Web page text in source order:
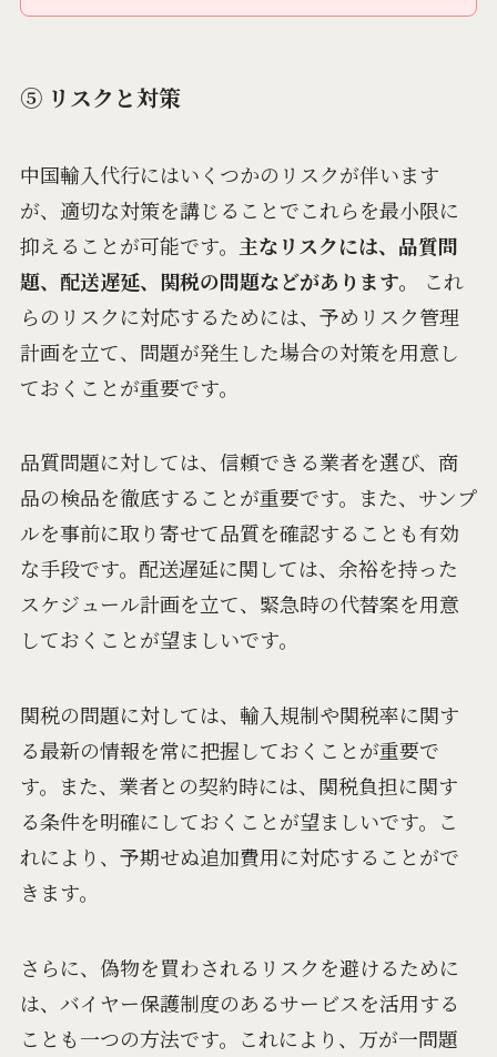
⑤ リスクと対策
中国輸入代行にはいくつかのリスクが伴います
が、適切な対策を講じることでこれらを最小限に
抑えることが可能です。 主なリスクには、品質問
題、配送遅延、関税の問題などがあります。
これ
らのリスクに対応するためには、予めリスク管理
計画を立て、問題が発生した場合の対策を用意し
ておくことが重要です。
品質問題に対しては、信頼できる業者を選び、商
品の検品を徹底することが重要です。また、サンプ
ルを事前に取り寄せて品質を確認することも有効
な手段です。配送遅延に関しては、余裕を持った
スケジュール計画を立て、緊急時の代替案を用意
しておくことが望ましいです。
関税の問題に対しては、輸入規制や関税率に関す
る最新の情報を常に把握しておくことが重要で
す。また、業者との契約時には、関税負担に関す
る条件を明確にしておくことが望ましいです。こ
れにより、予期せぬ追加費用に対応することがで
きます。
さらに、偽物を買わされるリスクを避けるために
は、バイヤー保護制度のあるサービスを活用する
ことも一つの方法です。これにより、万が一問題